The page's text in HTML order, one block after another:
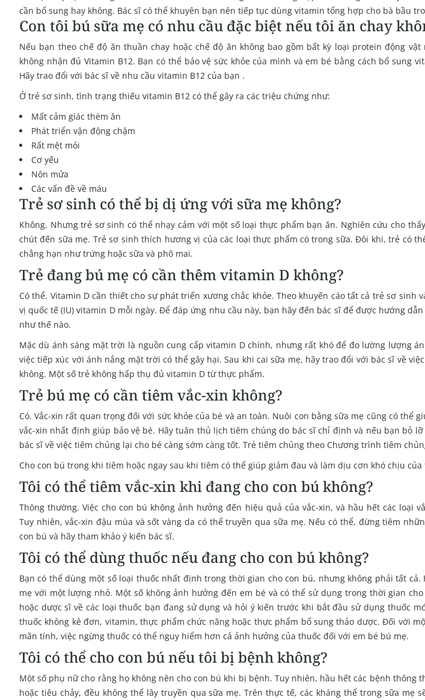
cần bổ sung hay không. Bác sĩ có thể khuyên bạn nên tiếp tục dùng vitamin tổng hợp cho bà bầu
Con tôi bú sữa mẹ có nhu cầu đặc biệt nếu tôi ăn chay
Nếu bạn theo chế độ ăn thuần chay hoặc chế độ ăn không bao gồm bất kỳ loại protein động
không nhận đủ Vitamin B12. Bạn có thể bảo vệ sức khỏe của mình và em bé bằng cách bổ sung
Hãy trao đổi với bác sĩ về nhu cầu vitamin B12 của bạn .
Ở trẻ sơ sinh, tình trạng thiếu vitamin B12 có thể gây ra các triệu chứng như:
Mất cảm giác thèm ăn
Phát triển vận động chậm
Rất mệt mỏi
Cơ yếu
Nôn mửa
Các vấn đề về máu
Trẻ sơ sinh có thể bị dị ứng với sữa mẹ không?
Không. Nhưng trẻ sơ sinh có thể nhạy cảm với một số loại thực phẩm bạn ăn. Nghiên cứu cho
chút đến sữa mẹ. Trẻ sơ sinh thích hương vị của các loại thực phẩm có trong sữa. Đôi khi, trẻ có
chẳng hạn như trứng hoặc sữa và phô mai.
Trẻ đang bú mẹ có cần thêm vitamin D không?
Có thể. Vitamin D cần thiết cho sự phát triển xương chắc khỏe. Theo khuyến cáo tất cả trẻ sơ sinh
vị quốc tế (IU) vitamin D mỗi ngày. Để đáp ứng nhu cầu này, bạn hãy đến bác sĩ để được hướng
như thế nào.
Mặc dù ánh sáng mặt trời là nguồn cung cấp vitamin D chính, nhưng rất khó để đo lường lượng
việc tiếp xúc với ánh nắng mặt trời có thể gây hại. Sau khi cai sữa mẹ, hãy trao đổi với bác sĩ về
không. Một số trẻ không hấp thụ đủ vitamin D từ thực phẩm.
Trẻ bú mẹ có cần tiêm vắc-xin không?
Có. Vắc-xin rất quan trọng đối với sức khỏe của bé và an toàn. Nuôi con bằng sữa mẹ cũng có thể
vắc-xin nhất định giúp bảo vệ bé. Hãy tuân thủ lịch tiêm chủng do bác sĩ chỉ định và nếu bạn bỏ
bác sĩ về việc tiêm chủng lại cho bé càng sớm càng tốt. Trẻ tiêm chủng theo Chương trình tiêm
Cho con bú trong khi tiêm hoặc ngay sau khi tiêm có thể giúp giảm đau và làm dịu cơn khó chịu của
Tôi có thể tiêm vắc-xin khi đang cho con bú không?
Thông thường. Việc cho con bú không ảnh hưởng đến hiệu quả của vắc-xin, và hầu hết các loại
Tuy nhiên, vắc-xin đậu mùa và sốt vàng da có thể truyền qua sữa mẹ. Nếu có thể, đừng tiêm
con bú và hãy tham khảo ý kiến bác sĩ.
Tôi có thể dùng thuốc nếu đang cho con bú không?
Bạn có thể dùng một số loại thuốc nhất định trong thời gian cho con bú, nhưng không phải tất cả.
mẹ với một lượng nhỏ. Một số không ảnh hưởng đến em bé và có thể sử dụng trong thời gian
hoặc dược sĩ về các loại thuốc bạn đang sử dụng và hỏi ý kiến trước khi bắt đầu sử dụng thuốc
thuốc không kê đơn, vitamin, thực phẩm chức năng hoặc thực phẩm bổ sung thảo dược. Đối với
mãn tính, việc ngừng thuốc có thể nguy hiểm hơn cả ảnh hưởng của thuốc đối với em bé bú mẹ.
Tôi có thể cho con bú nếu tôi bị bệnh không?
Một số phụ nữ cho rằng họ không nên cho con bú khi bị bệnh. Tuy nhiên, hầu hết các bệnh thông
hoặc tiêu chảy, đều không thể lây truyền qua sữa mẹ. Trên thực tế, các kháng thể trong sữa mẹ